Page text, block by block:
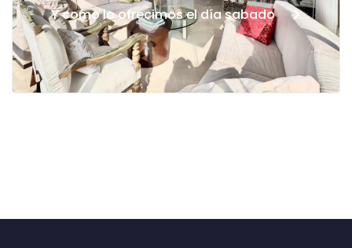
Y como lo ofrecimos el día sabado >